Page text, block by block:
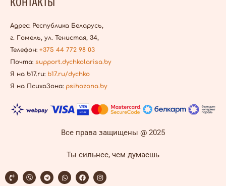
КОНТАКТЫ
Адрес: Республика Беларусь,
г. Гомель, ул. Тенистая, 34,
Телефон: +375 44 772 98 03
Почта: support.dychkolarisa.by
Я на b17.ru: b17.ru/dychko
Я на ПсихоЗона: psihozona.by
Все права защищены @ 2025
Ты сильнее, чем думаешь
P
h
V
i
T
e
W
h
F
a
I
n